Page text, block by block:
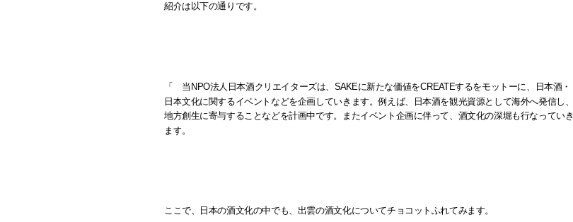
紹介は以下の通りです。
「 当NPO法人日本酒クリエイターズは、SAKEに新たな価値をCREATEするをモットーに、日本酒・
日本文化に関するイベントなどを企画していきます。例えば、日本酒を観光資源として海外へ発信し、
地方創生に寄与することなどを計画中です。またイベント企画に伴って、酒文化の深堀も行なっていき
ます。
ここで、日本の酒文化の中でも、出雲の酒文化についてチョコットふれてみます。